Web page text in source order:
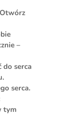
–
do serca
serca.
tym